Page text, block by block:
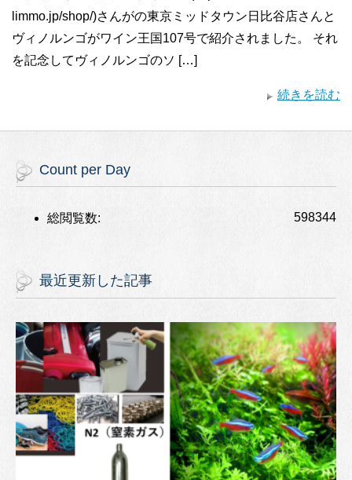
limmo.jp/shop/)さんがの東京ミッドタウン日比谷店さんと
ヴィノルンゴがワイン王国107号で紹介されました。 それ
を記念してヴィノルンゴのソ […]
続きを読む
Count per Day
598344
総閲覧数:
最近更新した記事